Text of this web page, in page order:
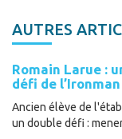
AUTRES
Romain Larue :
défi de
Ancien élève de
un double défi :